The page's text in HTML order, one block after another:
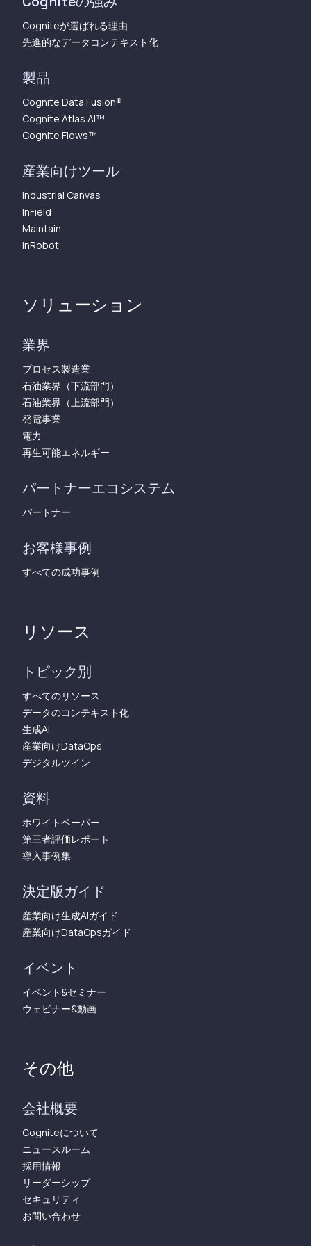
Cogniteが選ばれる理由
先進的なデータコンテキスト化
製品
Cognite Data Fusion®
Cognite Atlas AI™︎
Cognite Flows™︎
産業向けツール
Industrial Canvas
InField
Maintain
InRobot
ソリューション
業界
プロセス製造業
石油業界（下流部門）
石油業界（上流部門）
発電事業
電力
再生可能エネルギー
パートナーエコシステム
パートナー
お客様事例
すべての成功事例
リソース
トピック別
すべてのリソース
データのコンテキスト化
生成AI
産業向けDataOps
デジタルツイン
資料
ホワイトペーパー
第三者評価レポート
導入事例集
決定版ガイド
産業向け生成AIガイド
産業向けDataOpsガイド
イベント
イベント&セミナー
ウェビナー&動画
その他
会社概要
Cogniteについて
ニュースルーム
採用情報
リーダーシップ
セキュリティ
お問い合わせ